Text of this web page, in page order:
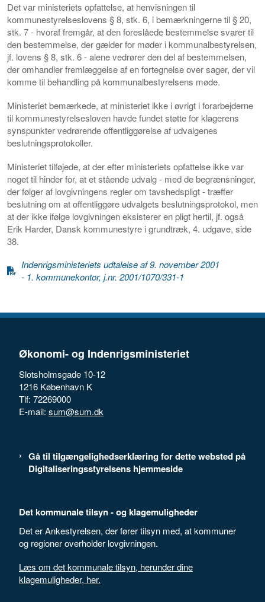
Det var ministeriets opfattelse, at henvisningen til
kommunestyrelseslovens § 8, stk. 6, i bemærkningerne til § 20,
stk. 7 - hvoraf fremgår, at den foreslåede bestemmelse svarer til
den bestemmelse, der gælder for møder i kommunalbestyrelsen,
jf. lovens § 8, stk. 6 - alene vedrører den del af bestemmelsen,
der omhandler fremlæggelse af en fortegnelse over sager, der vil
komme til behandling på kommunalbestyrelsens møde.
Ministeriet bemærkede, at ministeriet ikke i øvrigt i forarbejderne
til kommunestyrelsesloven havde fundet støtte for klagerens
synspunkter vedrørende offentliggørelse af udvalgenes
beslutningsprotokoller.
Ministeriet tilføjede, at der efter ministeriets opfattelse ikke var
noget til hinder for, at et stående udvalg - med de begrænsninger,
der følger af lovgivningens regler om tavshedspligt - træffer
beslutning om at offentliggøre udvalgets beslutningsprotokol, men
at der ikke ifølge lovgivningen eksisterer en pligt hertil, jf. også
Erik Harder, Dansk kommunestyre i grundtræk, 4. udgave, side
38.
Indenrigsministeriets udtalelse af 9. november 2001
- 1. kommunekontor, j.nr. 2001/1070/331-1
Økonomi- og Indenrigsministeriet
Slotsholmsgade 10-12
1216 København K
Tlf: 72269000
E-mail: sum@sum.dk
Gå til tilgængelighedserklæring for dette websted på
Digitaliseringsstyrelsens hjemmeside
Det kommunale tilsyn - og klagemuligheder
Det er Ankestyrelsen, der fører tilsyn med, at kommuner
og regioner overholder lovgivningen.
Læs om det kommunale tilsyn, herunder dine
klagemuligheder, her.